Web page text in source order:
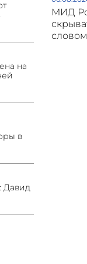
на
в
Давид
МИД